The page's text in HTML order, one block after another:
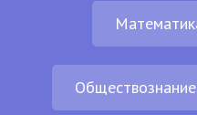
Обществознание